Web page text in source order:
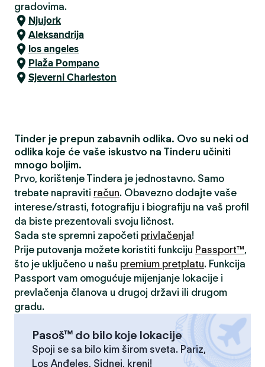
gradovima.
Njujork
Aleksandrija
los angeles
Plaža Pompano
Sjeverni Charleston
Tinder je prepun zabavnih odlika. Ovo su neki od
odlika koje će vaše iskustvo na Tinderu učiniti
mnogo boljim.
Prvo, korištenje Tindera je jednostavno. Samo
trebate napraviti račun. Obavezno dodajte vaše
interese/strasti, fotografiju i biografiju na vaš profil
da biste prezentovali svoju ličnost.
Sada ste spremni započeti privlačenja!
Prije putovanja možete koristiti funkciju Passport™,
što je uključeno u našu premium pretplatu. Funkcija
Passport vam omogućuje mijenjanje lokacije i
prevlačenja članova u drugoj državi ili drugom
gradu.
Pasoš™ do bilo koje lokacije
Spoji se sa bilo kim širom sveta. Pariz,
Los Anđeles, Sidnej, kreni!